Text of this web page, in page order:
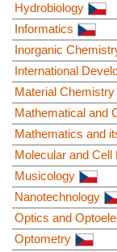
Hydrobiology
Informatics
Inorganic
International
Material Chemistry
Mathematical and
Mathematics and
Molecular and Cell
Musicology
Nanotechnology
Optics and
Optometry